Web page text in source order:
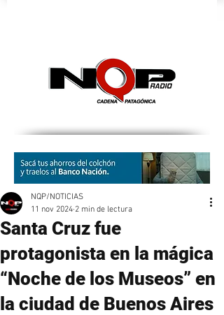
Santa Cruz fue
protagonista en la mágica
“Noche de los Museos” en
la ciudad de Buenos Aires
NQP/NOTICIAS
11 nov 2024 2 min de lectura